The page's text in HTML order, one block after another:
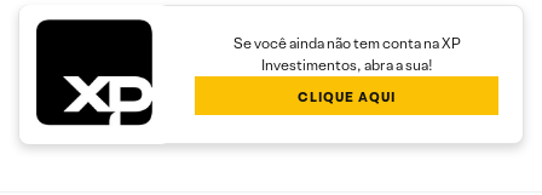
Se você ainda não tem conta na XP
Investimentos, abra a sua!
CLIQUE AQUI